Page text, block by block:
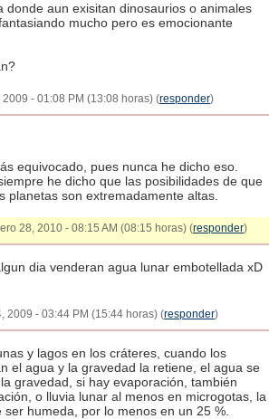
donde aun exisitan dinosaurios o animales
mucho pero es emocionante
- 01:08 PM (13:08 horas) (responder)
equivocado, pues nunca he dicho eso.
he dicho que las posibilidades de que
planetas son extremadamente altas.
28, 2010 - 08:15 AM (08:15 horas) (responder)
dia venderan agua lunar embotellada xD
2009 - 03:44 PM (15:44 horas) (responder)
y lagos en los cráteres, cuando los
el agua y la gravedad la retiene, el agua se
gravedad, si hay evaporación, también
o lluvia lunar al menos en microgotas, la
humeda, por lo menos en un 25 %.